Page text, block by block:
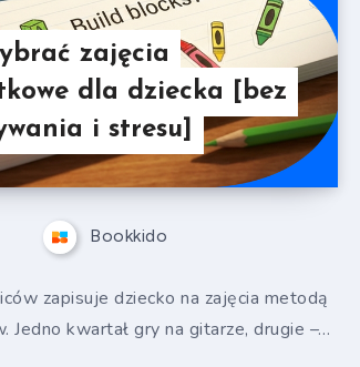
zajęcia
dla dziecka [bez
i stresu]
Bookkido
zapisuje dziecko na zajęcia metodą
Jedno kwartał gry na gitarze, drugie –…